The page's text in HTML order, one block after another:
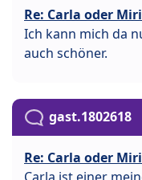
Re: Carla oder
Ich kann mich da
auch schöner.
gast.1802618
Re: Carla oder